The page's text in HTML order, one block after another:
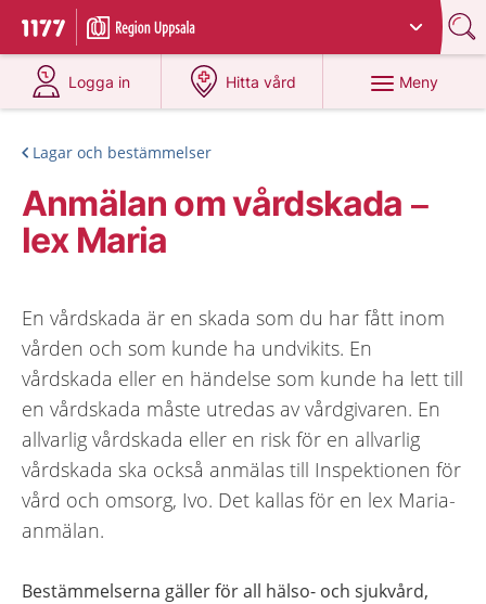
Till startsidan för 1177
Du har valt region
Logga in
på 1177.se
Hitta vård
på 1177.se
Meny
Lagar och bestämmelser
Anmälan om vårdskada –
lex Maria
En vårdskada är en skada som du har fått inom
vården och som kunde ha undvikits. En
vårdskada eller en händelse som kunde ha lett till
en vårdskada måste utredas av vårdgivaren. En
allvarlig vårdskada eller en risk för en allvarlig
vårdskada ska också anmälas till Inspektionen för
vård och omsorg, Ivo. Det kallas för en lex Maria-
anmälan.
Bestämmelserna gäller för all hälso- och sjukvård,